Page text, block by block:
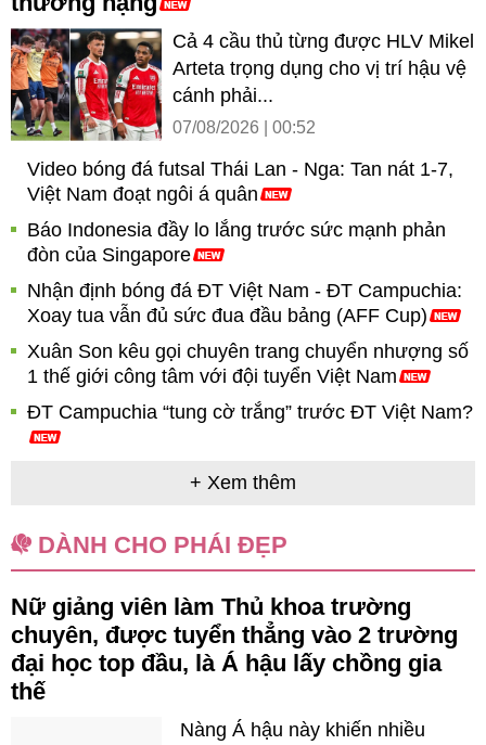
Cả 4 cầu thủ từng được HLV Mikel
Arteta trọng dụng cho vị trí hậu vệ
cánh phải...
07/08/2026 | 00:52
Video bóng đá futsal Thái Lan - Nga: Tan nát 1-7,
Việt Nam đoạt ngôi á quân
Báo Indonesia đầy lo lắng trước sức mạnh phản
đòn của Singapore
Nhận định bóng đá ĐT Việt Nam - ĐT Campuchia:
Xoay tua vẫn đủ sức đua đầu bảng (AFF Cup)
Xuân Son kêu gọi chuyên trang chuyển nhượng số
1 thế giới công tâm với đội tuyển Việt Nam
ĐT Campuchia “tung cờ trắng” trước ĐT Việt Nam?
+ Xem thêm
DÀNH CHO PHÁI ĐẸP
Nữ giảng viên làm Thủ khoa trường
chuyên, được tuyển thẳng vào 2 trường
đại học top đầu, là Á hậu lấy chồng gia
thế
Nàng Á hậu này khiến nhiều